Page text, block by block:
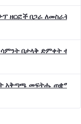
ዘርፎች በጋራ ለመስራት
ሳምንት በታላቅ ድምቀት
አቅጣጫ መፍትሔ ጠቋሚ